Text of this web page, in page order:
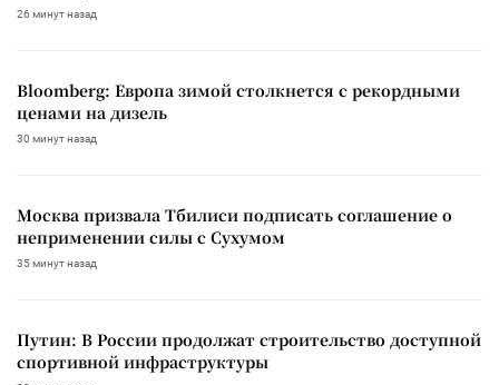
26 минут назад
Bloomberg: Европа зимой столкнется с рекордными
ценами на дизель
30 минут назад
Москва призвала Тбилиси подписать соглашение о
неприменении силы с Сухумом
35 минут назад
Путин: В России продолжат строительство доступной
спортивной инфраструктуры